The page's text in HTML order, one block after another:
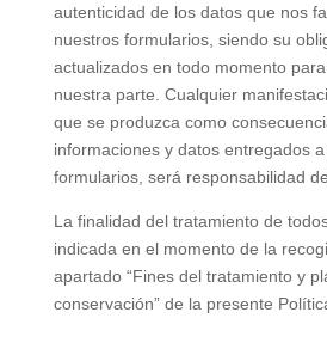
autenticidad de los datos que nos
nuestros formularios, siendo su
actualizados en todo momento
nuestra parte. Cualquier
que se produzca como
informaciones y datos entregados
formularios, será responsabilidad
La finalidad del tratamiento de
indicada en el momento de la
apartado “Fines del tratamiento y
conservación” de la presente